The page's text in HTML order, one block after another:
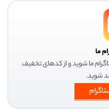
ما
ما شوید و از کدهای تخفیف
شوید.